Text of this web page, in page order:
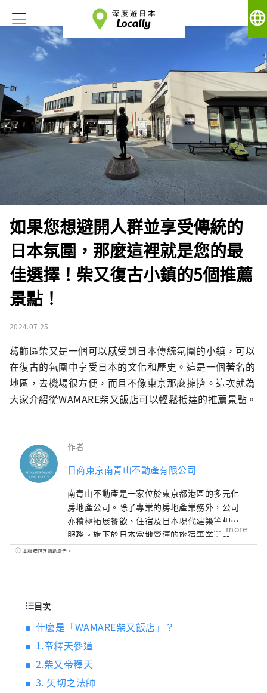
language
如果您想避開人群並享受傳統的
日本氛圍，那麼這裡就是您的最
佳選擇！柴又復古小鎮的5個推薦
景點！
2024.07.25
葛飾區柴又是一個可以感受到日本傳統氛圍的小鎮，可以
在復古的氛圍中享受日本的文化和歷史。這是一個著名的
地區，去機場很方便，而且不像東京那麼擁擠。這次就為
大家介紹從WAMARE柴又飯店可以輕鬆抵達的推薦景點。
作者
日商東京南青山不動產有限公司
南青山不動產是一家位於東京都港區的多元化
房地產公司。除了專業的房地產業務外，公司
亦積極拓展餐飲、住宿及日本現代建築等相關
服務。旗下於日本當地營運的旅宿事業，以
「向世界推廣日本引以為傲的文化與技術」為
日本的年代──為靈感所設計的西式建築風格
咖啡廳，品味精緻餐點；此外，於台灣高雄的
直營日本物產專賣店中，也能體驗來自日本的
精選酒品與傳統工藝品，感受職人技藝的魅力
與文化深度。
more
本服務包含贊助廣告。
目次
什麼是「WAMARE柴又飯店」？
1.帝釋天參道
2.柴又帝釋天
3. 矢切之法師